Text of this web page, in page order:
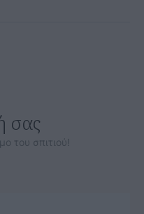
σας
του σπιτιού!